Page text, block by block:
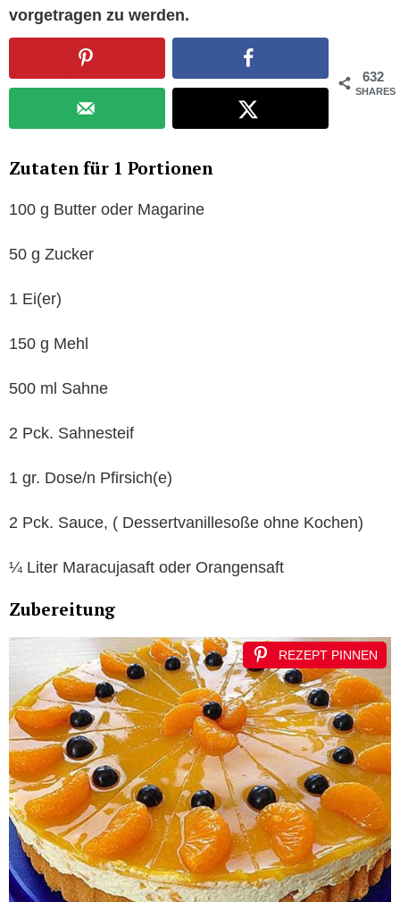
vorgetragen zu werden.
632
SHARES
Zutaten für 1 Portionen
100 g Butter oder Magarine
50 g Zucker
1 Ei(er)
150 g Mehl
500 ml Sahne
2 Pck. Sahnesteif
1 gr. Dose/n Pfirsich(e)
2 Pck. Sauce, ( Dessertvanillesoße ohne Kochen)
¼ Liter Maracujasaft oder Orangensaft
Zubereitung
REZEPT PINNEN